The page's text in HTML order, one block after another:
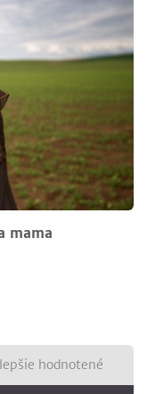
mama
hodnotené